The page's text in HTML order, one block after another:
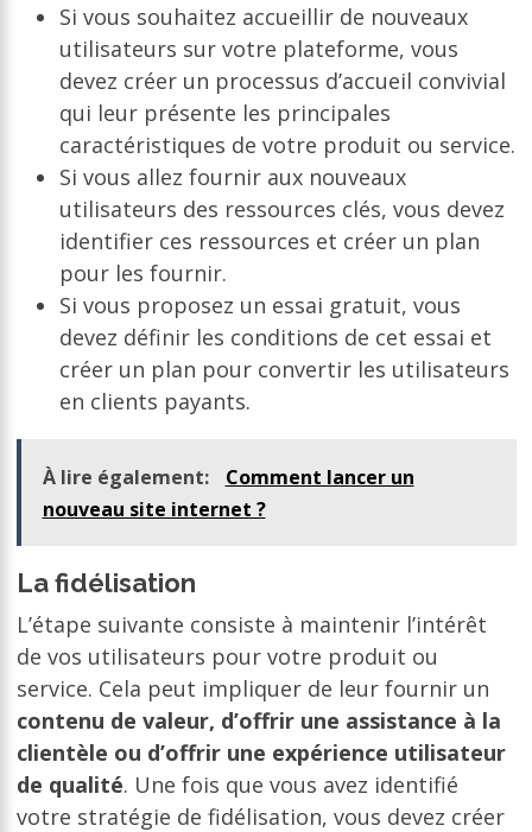
Si vous souhaitez accueillir de nouveaux
utilisateurs sur votre plateforme, vous
devez créer un processus d’accueil convivial
qui leur présente les principales
caractéristiques de votre produit ou service.
Si vous allez fournir aux nouveaux
utilisateurs des ressources clés, vous devez
identifier ces ressources et créer un plan
pour les fournir.
Si vous proposez un essai gratuit, vous
devez définir les conditions de cet essai et
créer un plan pour convertir les utilisateurs
en clients payants.
À lire également:
Comment lancer un
nouveau site internet ?
La fidélisation
L’étape suivante consiste à maintenir l’intérêt
de vos utilisateurs pour votre produit ou
service. Cela peut impliquer de leur fournir un
contenu de valeur, d’offrir une assistance à la
clientèle ou d’offrir une expérience utilisateur
de qualité. Une fois que vous avez identifié
votre stratégie de fidélisation, vous devez créer